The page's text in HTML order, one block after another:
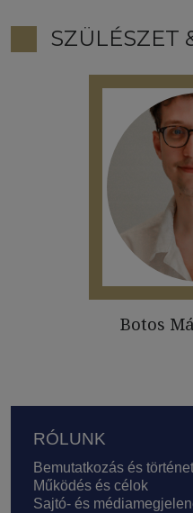
SZÜLÉSZET
Botos
Lábléc
RÓLUNK
Bemutatkozás és történet
Működés és célok
Sajtó- és